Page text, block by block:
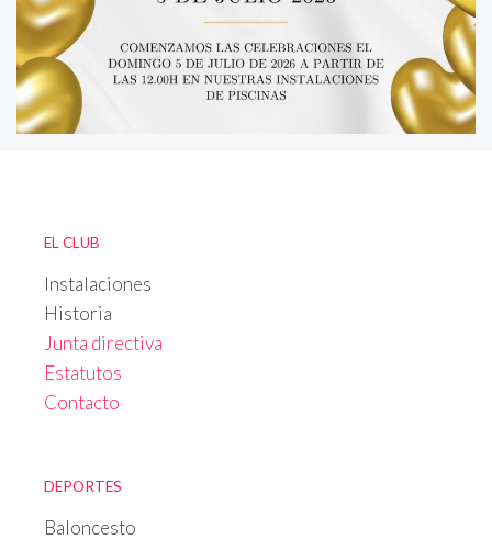
EL CLUB
Instalaciones
Historia
Junta directiva
Estatutos
Contacto
DEPORTES
Baloncesto